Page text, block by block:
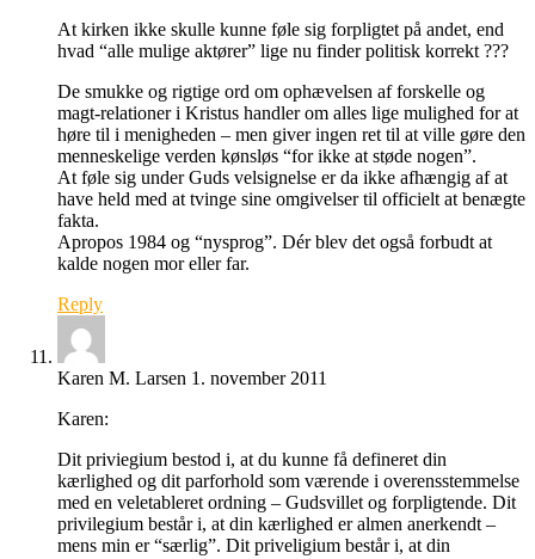
At kirken ikke skulle kunne føle sig forpligtet på andet, end
hvad “alle mulige aktører” lige nu finder politisk korrekt ???
De smukke og rigtige ord om ophævelsen af forskelle og
magt-relationer i Kristus handler om alles lige mulighed for at
høre til i menigheden – men giver ingen ret til at ville gøre den
menneskelige verden kønsløs “for ikke at støde nogen”.
At føle sig under Guds velsignelse er da ikke afhængig af at
have held med at tvinge sine omgivelser til officielt at benægte
fakta.
Apropos 1984 og “nysprog”. Dér blev det også forbudt at
kalde nogen mor eller far.
Reply
Karen M. Larsen 1. november 2011
Karen:
Dit priviegium bestod i, at du kunne få defineret din
kærlighed og dit parforhold som værende i overensstemmelse
med en veletableret ordning – Gudsvillet og forpligtende. Dit
privilegium består i, at din kærlighed er almen anerkendt –
mens min er “særlig”. Dit priveligium består i, at din